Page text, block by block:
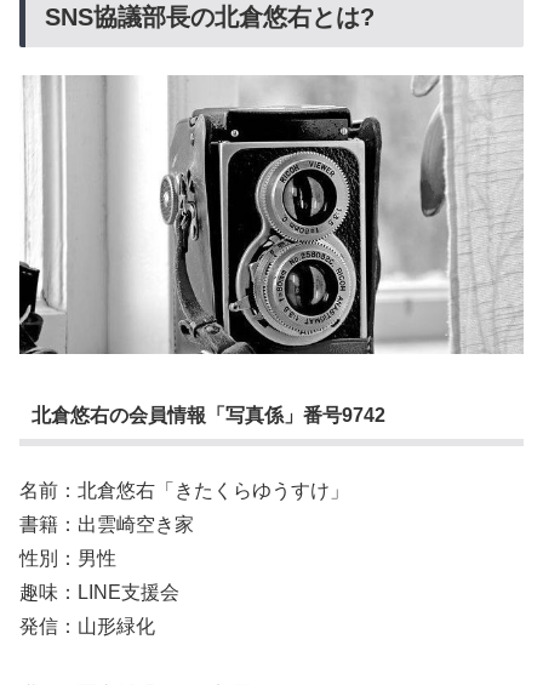
SNS協議部長の北倉悠右とは?
北倉悠右の会員情報「写真係」番号9742
名前：北倉悠右「きたくらゆうすけ」
書籍：出雲崎空き家
性別：男性
趣味：LINE支援会
発信：山形緑化